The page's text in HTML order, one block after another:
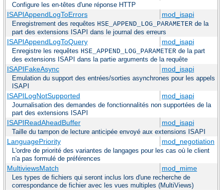
Configure les en-têtes d'une réponse HTTP
ISAPIAppendLogToErrors mod_isapi
Enregistrement des requêtes HSE_APPEND_LOG_PARAMETER de la
part des extensions ISAPI dans le journal des erreurs
ISAPIAppendLogToQuery mod_isapi
Enregistre les requêtes HSE_APPEND_LOG_PARAMETER de la part
des extensions ISAPI dans la partie arguments de la requête
ISAPIFakeAsync mod_isapi
Emulation du support des entrées/sorties asynchrones pour les appels
ISAPI
ISAPILogNotSupported mod_isapi
Journalisation des demandes de fonctionnalités non supportées de la
part des extensions ISAPI
ISAPIReadAheadBuffer mod_isapi
Taille du tampon de lecture anticipée envoyé aux extensions ISAPI
LanguagePriority mod_negotiation
L'ordre de priorité des variantes de langages pour les cas où le client
n'a pas formulé de préférences
MultiviewsMatch mod_mime
Les types de fichiers qui seront inclus lors d'une recherche de
correspondance de fichier avec les vues multiples (MultiViews)